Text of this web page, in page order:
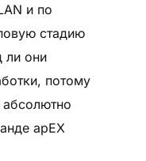
и по
стадию
ли они
потому
абсолютно
apEX